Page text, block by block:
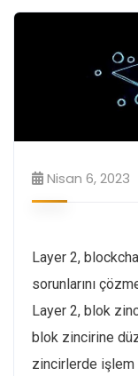
Nisan 6, 2023
Layer 2,
sorunlarını
Layer 2, blok
blok zincirine
zincirlerde işlem